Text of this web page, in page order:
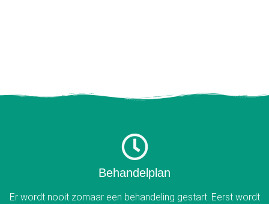
Behandelplan
Er wordt nooit zomaar een behandeling gestart. Eerst wordt